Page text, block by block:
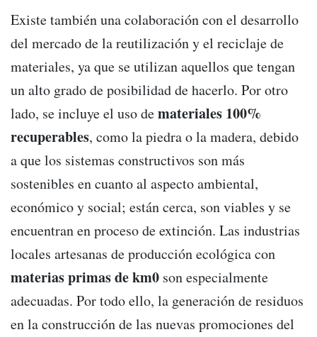
Existe también una colaboración con el desarrollo
del mercado de la reutilización y el reciclaje de
materiales, ya que se utilizan aquellos que tengan
un alto grado de posibilidad de hacerlo. Por otro
lado, se incluye el uso demateriales 100%
recuperables, como la piedra o la madera, debido
a que los sistemas constructivos son más
sostenibles en cuanto al aspecto ambiental,
económico y social; están cerca, son viables y se
encuentran en proceso de extinción. Las industrias
locales artesanas de producción ecológica con
materias primas de km0 son especialmente
adecuadas. Por todo ello, la generación de residuos
en la construcción de las nuevas promociones del